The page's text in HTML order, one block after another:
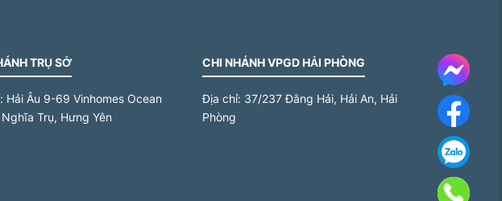
TRỤ SỞ
Hải Âu 9-69 Vinhomes Ocean
Trụ, Hưng Yên
CHI NHÁNH VPGD HẢI PHÒNG
Địa chỉ: 37/237 Đằng Hải, Hải An, Hải
Phòng